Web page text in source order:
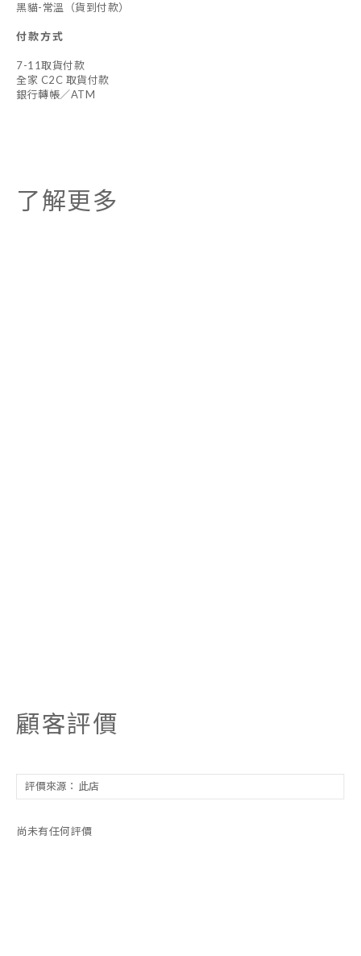
黑貓-常溫（貨到付款）
付款方式
7-11取貨付款
全家 C2C 取貨付款
銀行轉帳／ATM
了解更多
顧客評價
尚未有任何評價